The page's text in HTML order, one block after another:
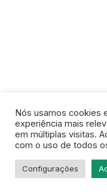
Nós usamos cookies
experiência mais
em múltiplas visitas.
com o uso de todos
Configurações